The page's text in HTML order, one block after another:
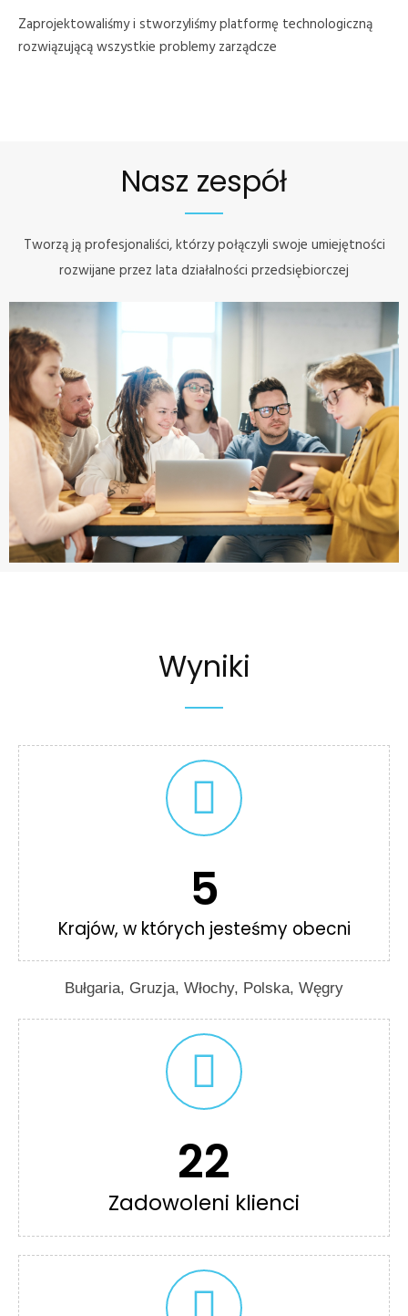
Zaprojektowaliśmy i stworzyliśmy platformę technologiczną
rozwiązującą wszystkie problemy zarządcze
Nasz zespół
Tworzą ją profesjonaliści, którzy połączyli swoje umiejętności
rozwijane przez lata działalności przedsiębiorczej
Wyniki
5
Krajów, w których jesteśmy obecni
Bułgaria, Gruzja, Włochy, Polska, Węgry
22
Zadowoleni klienci